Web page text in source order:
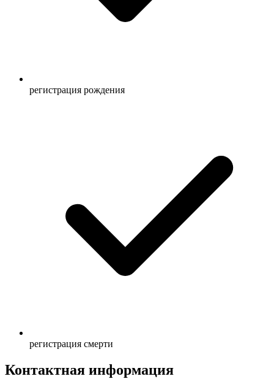
регистрация рождения
регистрация смерти
Контактная информация